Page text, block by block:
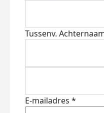
Tussenv.
E-mailadres *